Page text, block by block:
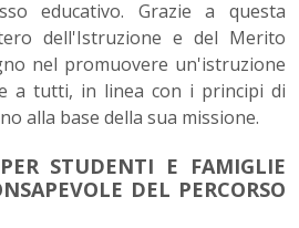
educativo. Grazie a questa
dell'Istruzione e del Merito
nel promuovere un'istruzione
a tutti, in linea con i principi di
alla base della sua missione.
STUDENTI E FAMIGLIE
DEL PERCORSO